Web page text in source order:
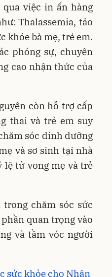
việc in ấn hàng
Thalassemia, tảo
khỏe bà mẹ, trẻ em.
phóng sự, chuyên
cao nhận thức của
còn hỗ trợ cấp
thai và trẻ em suy
sóc dinh dưỡng
và sơ sinh tại nhà
tử vong mẹ và trẻ
chăm sóc sức
quan trọng vào
và tầm vóc người
sức khỏe cho Nhân